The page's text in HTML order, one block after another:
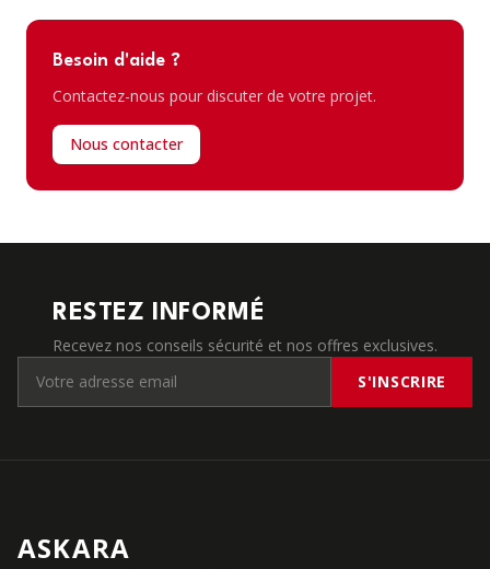
Besoin d'aide ?
Contactez-nous pour discuter de votre projet.
Nous contacter
RESTEZ INFORMÉ
Recevez nos conseils sécurité et nos offres exclusives.
S'INSCRIRE
ASKARA